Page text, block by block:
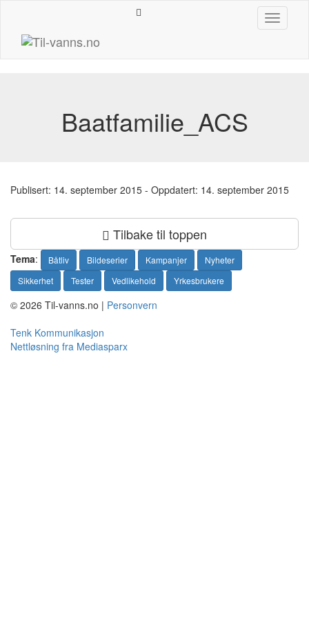
innhold
Toggle
Baatfamilie_ACS
Publisert: 14. september 2015 - Oppdatert: 14. september 2015
Tilbake til toppen
Tema: Båtliv Bildeserier Kampanjer
Nyheter
Sikkerhet
Tester Vedlikehold Yrkesbrukere
© 2026 Til-vanns.no | Personvern
Tenk Kommunikasjon
Nettløsning fra Mediasparx